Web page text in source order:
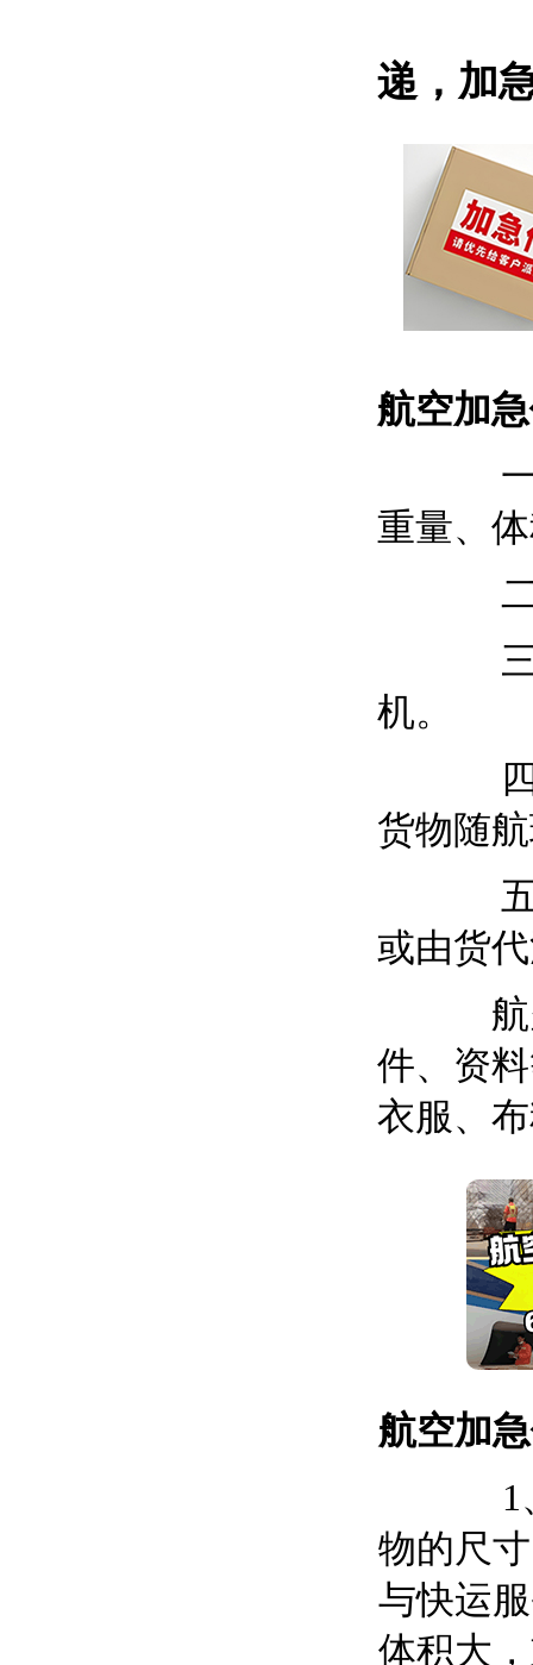
递，加
航空加
一、
重量、
二、
三、
机。
四、
货物随
五、
或由货
航空
件、资
衣服、
航空加
1、航
物的尺
与快运
体积大